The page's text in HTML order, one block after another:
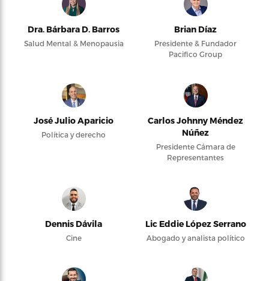
Dra. Bárbara D. Barros
Salud Mental & Menopausia
Brian Díaz
Presidente & Fundador
Pacifico Group
José Julio Aparicio
Política y derecho
Carlos Johnny Méndez
Núñez
Presidente Cámara de
Representantes
Dennis Dávila
Cine
Lic Eddie López Serrano
Abogado y analista político